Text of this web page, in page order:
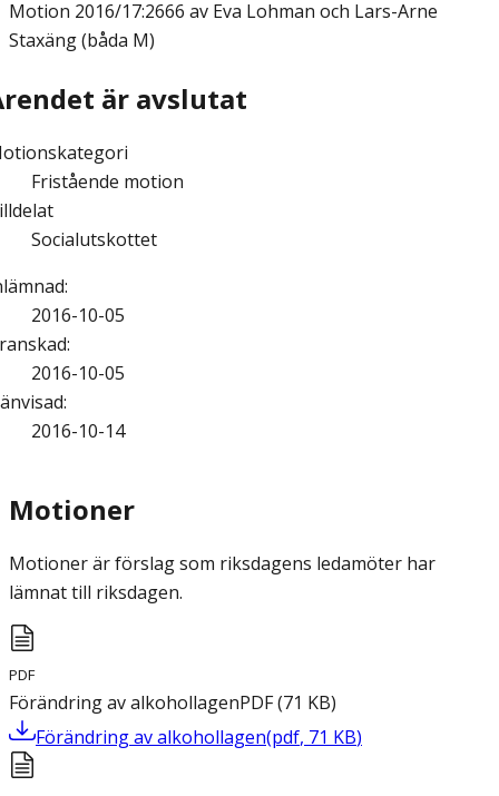
Motion 2016/17:2666 av Eva Lohman och Lars-Arne
Staxäng (båda M)
är avslutat
Fristående motion
Socialutskottet
:
2016-10-05
:
2016-10-05
:
2016-10-14
Motioner
Motioner är förslag som riksdagens ledamöter har
lämnat till riksdagen.
PDF
Förändring av alkohollagenPDF(71 KB)
Förändring av alkohollagen(pdf, 71 KB)